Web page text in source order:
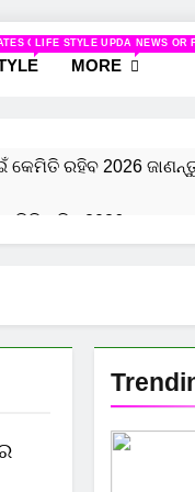
TO WOMEN
ON CINEMA
LIFE STYLE UPDATES
MORE
NEWS OR
କେମିତି ରହିବ 2026
ରହିବ 2026, ଜାଣନ୍ତୁ